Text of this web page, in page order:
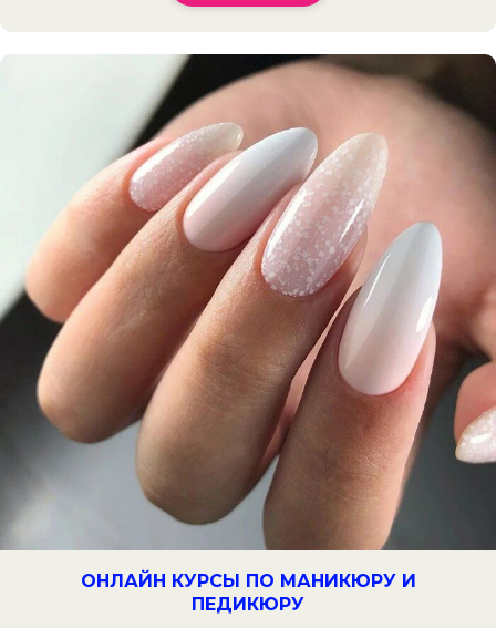
ОНЛАЙН КУРСЫ ПО МАНИКЮРУ И
ПЕДИКЮРУ